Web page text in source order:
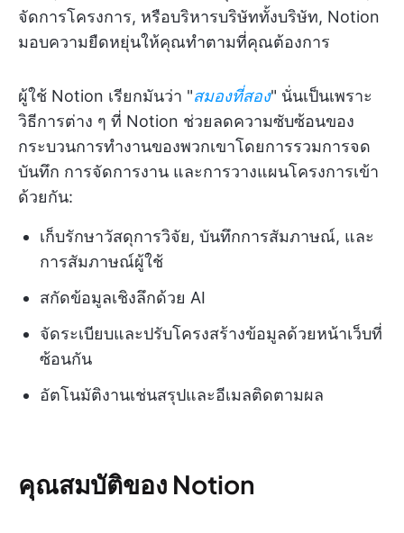
จัดการโครงการ, หรือบริหารบริษัททั้งบริษัท, Notion
มอบความยืดหยุ่นให้คุณทำตามที่คุณต้องการ
ผู้ใช้ Notion เรียกมันว่า "สมองที่สอง" นั่นเป็นเพราะ
วิธีการต่าง ๆ ที่ Notion ช่วยลดความซับซ้อนของ
กระบวนการทำงานของพวกเขาโดยการรวมการจด
บันทึก การจัดการงาน และการวางแผนโครงการเข้า
ด้วยกัน:
เก็บรักษาวัสดุการวิจัย, บันทึกการสัมภาษณ์, และ
การสัมภาษณ์ผู้ใช้
สกัดข้อมูลเชิงลึกด้วย AI
จัดระเบียบและปรับโครงสร้างข้อมูลด้วยหน้าเว็บที่
ซ้อนกัน
อัตโนมัติงานเช่นสรุปและอีเมลติดตามผล
คุณสมบัติของ Notion